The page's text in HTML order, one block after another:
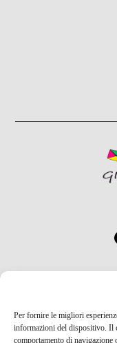
Per fornire le migliori
informazioni del dispositivo. Il
comportamento di
©